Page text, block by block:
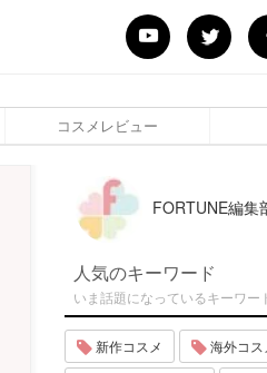
コスメレビュー
FORTUNE編集
人気のキーワード
いま話題になっているキーワー
新作コスメ 海外コス